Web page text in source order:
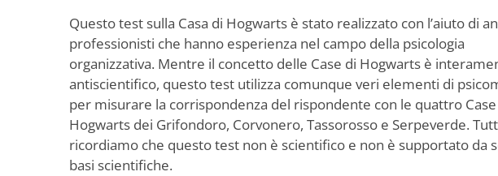
Questo test sulla Casa di Hogwarts è stato realizzato con l’aiuto di
professionisti che hanno esperienza nel campo della psicologia
organizzativa. Mentre il concetto delle Case di Hogwarts è
antiscientifico, questo test utilizza comunque veri elementi di
per misurare la corrispondenza del rispondente con le quattro
Hogwarts dei Grifondoro, Corvonero, Tassorosso e Serpeverde.
ricordiamo che questo test non è scientifico e non è supportato da
basi scientifiche.